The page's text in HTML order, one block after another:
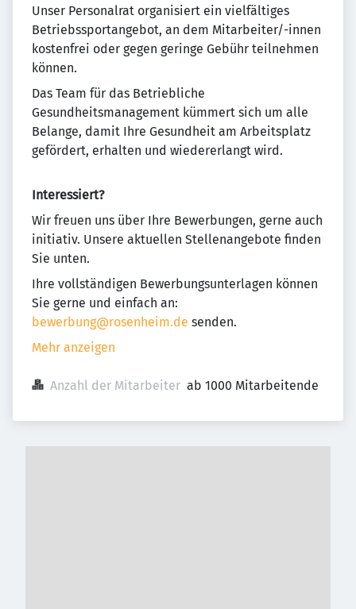
Unser Personalrat organisiert ein vielfältiges
Betriebssportangebot, an dem Mitarbeiter/-innen
kostenfrei oder gegen geringe Gebühr teilnehmen
können.
Das Team für das Betriebliche
Gesundheitsmanagement kümmert sich um alle
Belange, damit Ihre Gesundheit am Arbeitsplatz
gefördert, erhalten und wiedererlangt wird.
Interessiert?
Wir freuen uns über Ihre Bewerbungen, gerne auch
initiativ. Unsere aktuellen Stellenangebote finden
Sie unten.
Ihre vollständigen Bewerbungsunterlagen können
Sie gerne und einfach an:
bewerbung@rosenheim.de senden.
Mehr anzeigen
Anzahl der Mitarbeiter ab 1000 Mitarbeitende